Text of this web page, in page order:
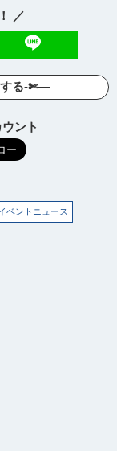
／
する-✄—
ント
ベントニュース